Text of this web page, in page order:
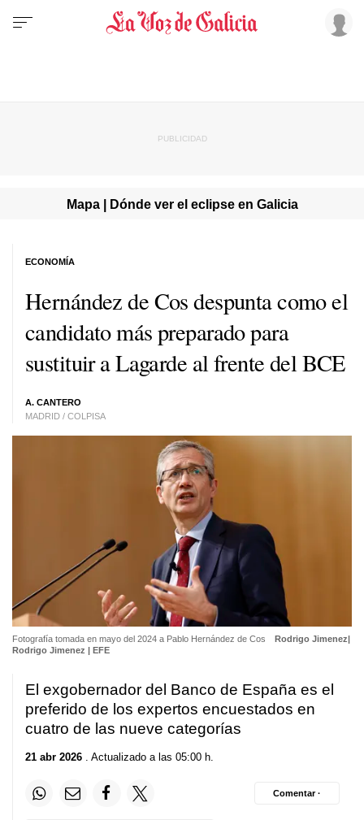
Mapa | Dónde ver el eclipse en Galicia
Hernández de Cos despunta como el
candidato más preparado para
sustituir a Lagarde al frente del BCE
A. CANTERO
MADRID / COLPISA
ECONOMÍA
Fotografía tomada en mayo del 2024 a Pablo Hernández de Cos
Rodrigo Jimenez|
Rodrigo Jimenez | EFE
El exgobernador del Banco de España es el
preferido de los expertos encuestados en
cuatro de las nueve categorías
21 abr 2026 . Actualizado a las 05:00 h.
Comentar ·